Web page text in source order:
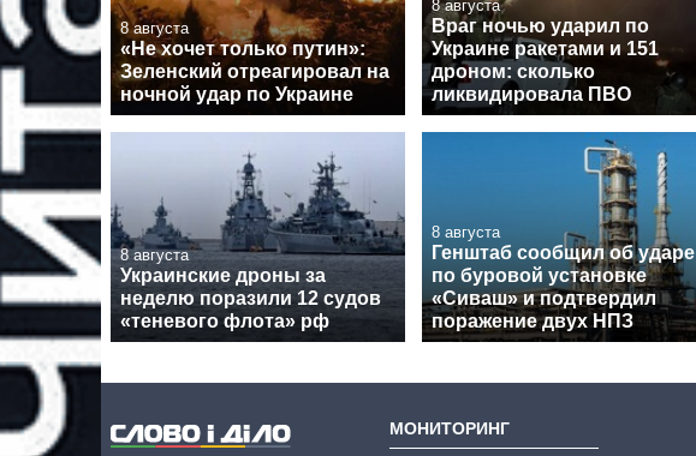
8 августа
«Не хочет только путин»:
Зеленский отреагировал на
ночной удар по Украине
8 августа
Враг ночью ударил по
Украине ракетами и 151
дроном: сколько
ликвидировала ПВО
8 августа
Украинские дроны за
неделю поразили 12 судов
«теневого флота» рф
8 августа
Генштаб сообщил об ударе
по буровой установке
«Сиваш» и подтвердил
поражение двух НПЗ
МОНИТОРИНГ